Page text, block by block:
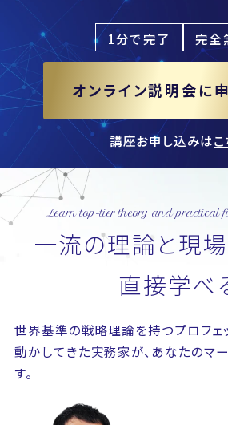
1分で完了 完全
オンライン説明会に
講座お申し込みは
Learn top-tier theory and practical
一流の理論と現
直接学べ
世界基準の戦略理論を持つプロフェ
動かしてきた実務家が、あなたのマ
す。